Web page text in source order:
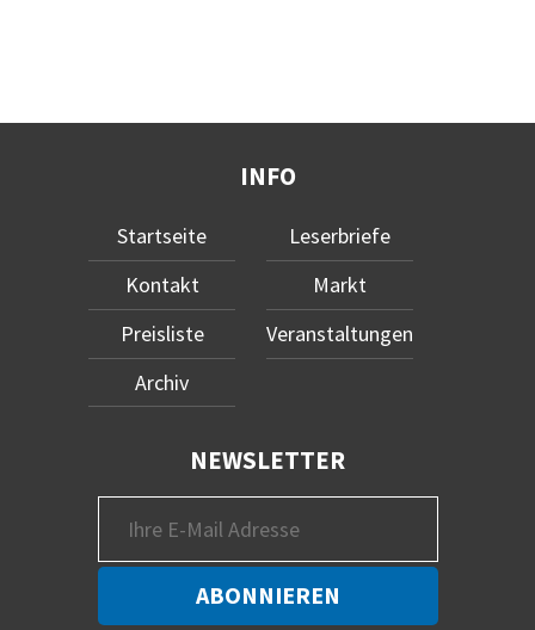
INFO
Startseite
Kontakt
Preisliste
Archiv
Leserbriefe
Markt
Veranstaltungen
NEWSLETTER